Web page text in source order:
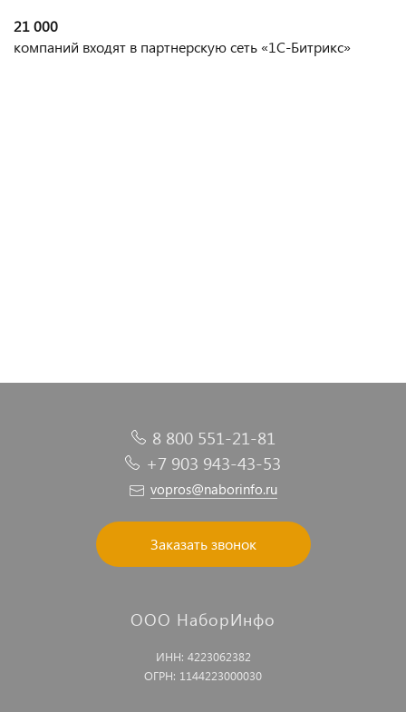
21 000
компаний входят в партнерскую сеть «1С-Битрикс»
8 800 551-21-81
+7 903 943-43-53
vopros@naborinfo.ru
Заказать звонок
ООО НаборИнфо
ИНН: 4223062382
ОГРН: 1144223000030